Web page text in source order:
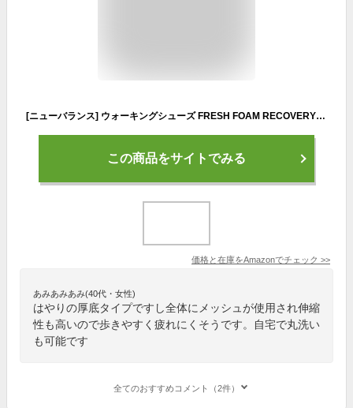
[ニューバランス] ウォーキングシューズ FRESH FOAM RECOVERY(RCVRY) フレッシュフォーム リカバリー スリッポンモデル 通気性 洗濯丸洗い RCVRY CN3(ネイビー/レッド) 27.0 cm D
この商品をサイトでみる
価格と在庫をAmazonでチェック >>
あみあみあみ(40代・女性)
はやりの厚底タイプですし全体にメッシュが使用され伸縮
性も高いので歩きやすく疲れにくそうです。自宅で丸洗い
も可能です
全てのおすすめコメント（2件）